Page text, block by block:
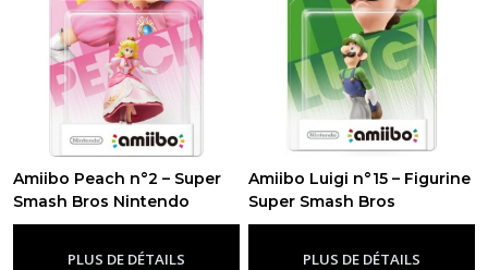
Amiibo Peach n°2 – Super
Smash Bros Nintendo
Officiel-Super Smash Bros
PLUS DE DÉTAILS
Amiibo Luigi n°15 – Figurine
Super Smash Bros
Nintendo-Super Smash Bros
PLUS DE DÉTAILS